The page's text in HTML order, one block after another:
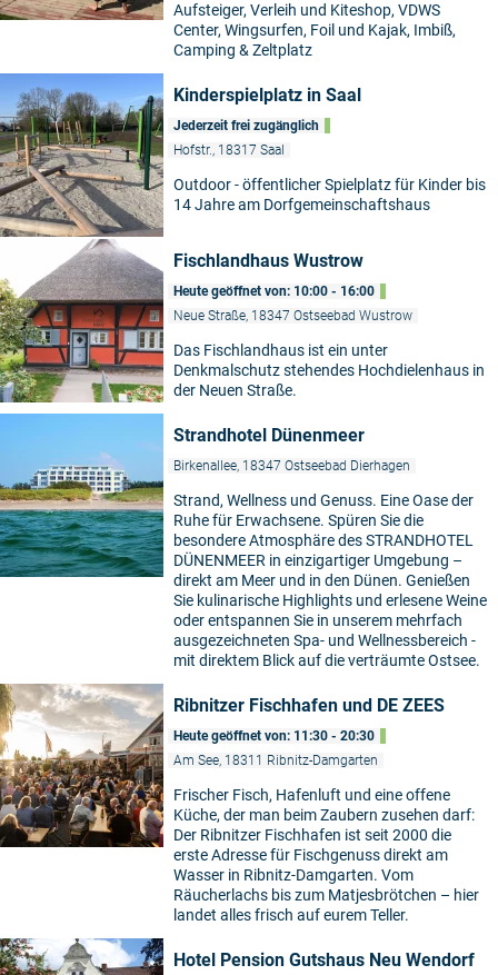
Aufsteiger, Verleih und Kiteshop, VDWS
Center, Wingsurfen, Foil und Kajak, Imbiß,
Camping & Zeltplatz
Kinderspielplatz in Saal
Jederzeit frei zugänglich
Hofstr., 18317 Saal
Outdoor - öffentlicher Spielplatz für Kinder bis
14 Jahre am Dorfgemeinschaftshaus
Fischlandhaus Wustrow
Heute geöffnet von: 10:00 - 16:00
Neue Straße, 18347 Ostseebad Wustrow
Das Fischlandhaus ist ein unter
Denkmalschutz stehendes Hochdielenhaus in
der Neuen Straße.
Strandhotel Dünenmeer
Birkenallee, 18347 Ostseebad Dierhagen
Strand, Wellness und Genuss. Eine Oase der
Ruhe für Erwachsene. Spüren Sie die
besondere Atmosphäre des STRANDHOTEL
DÜNENMEER in einzigartiger Umgebung –
direkt am Meer und in den Dünen. Genießen
Sie kulinarische Highlights und erlesene Weine
oder entspannen Sie in unserem mehrfach
ausgezeichneten Spa- und Wellnessbereich -
mit direktem Blick auf die verträumte Ostsee.
Ribnitzer Fischhafen und DE ZEES
Heute geöffnet von: 11:30 - 20:30
Am See, 18311 Ribnitz-Damgarten
Frischer Fisch, Hafenluft und eine offene
Küche, der man beim Zaubern zusehen darf:
Der Ribnitzer Fischhafen ist seit 2000 die
erste Adresse für Fischgenuss direkt am
Wasser in Ribnitz-Damgarten. Vom
Räucherlachs bis zum Matjesbrötchen – hier
landet alles frisch auf eurem Teller.
Hotel Pension Gutshaus Neu Wendorf